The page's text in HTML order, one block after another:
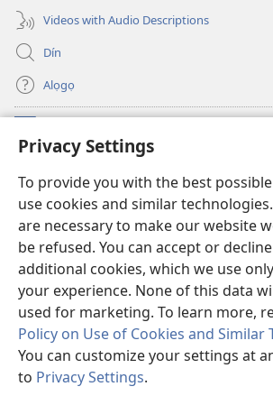
Privacy Settings
To provide you with the best
use cookies and similar
are necessary to make our website
be refused. You can accept or
additional cookies, which we use
your experience. None of this data
used for marketing. To learn more,
Policy on Use of Cookies and Similar
You can customize your settings at
to Privacy Settings.
Videos with Audio Descriptions
Dín
Alọgọ
(opens
new
Wesẹdotẹn Intẹnẹt Ji Tọn Watchtower Tọn
(opens
new
window)JW Hub
(opens
new
window)Azọ́nwanu JW Library
Copyright© 2026 Watch Tower Bible and Tract
OSẸ́N NỌTẸN LỌ TỌN LẸ
|